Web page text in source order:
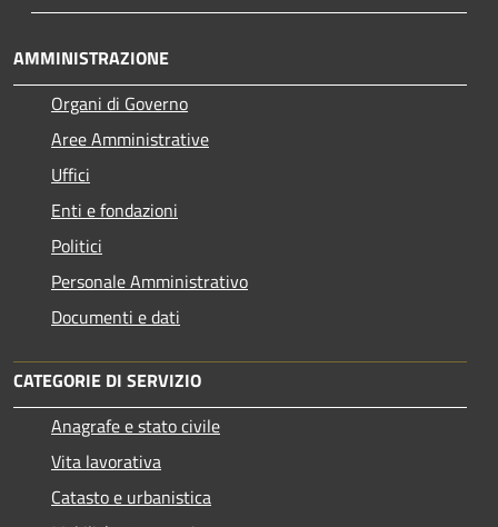
AMMINISTRAZIONE
Organi di Governo
Aree Amministrative
Uffici
Enti e fondazioni
Politici
Personale Amministrativo
Documenti e dati
CATEGORIE DI SERVIZIO
Anagrafe e stato civile
Vita lavorativa
Catasto e urbanistica